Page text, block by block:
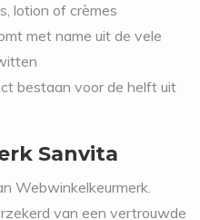
lotion of crèmes
met name uit de vele
bestaan voor de helft uit
Sanvita
Webwinkelkeurmerk.
van een vertrouwde